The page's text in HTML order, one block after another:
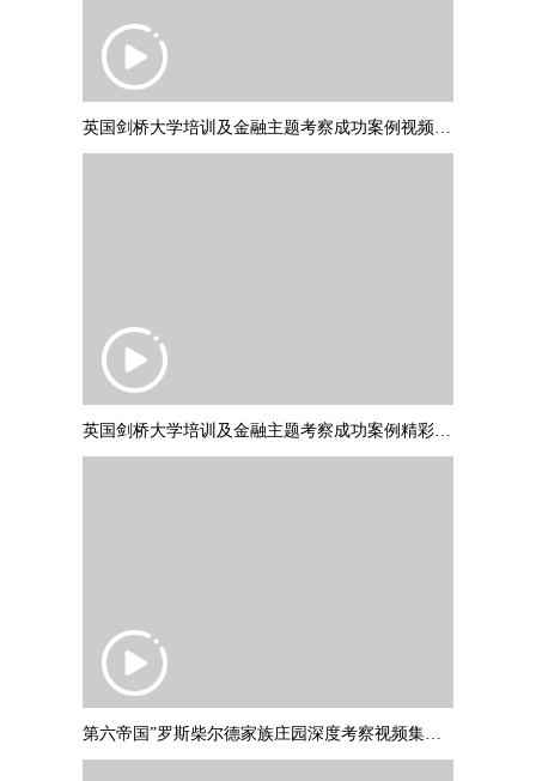
英国剑桥大学培训及金融主题考察成功案例视频 PART1
英国剑桥大学培训及金融主题考察成功案例精彩集锦 PART2
第六帝国”罗斯柴尔德家族庄园深度考察视频集锦，并与罗斯柴尔德爵士